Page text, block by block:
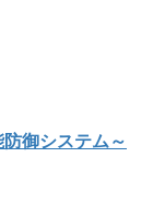
御システム～